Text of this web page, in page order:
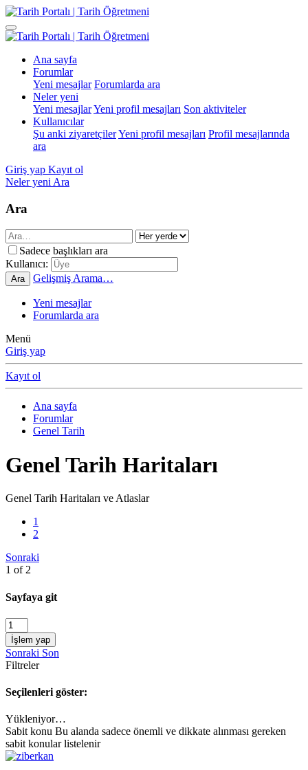
Ana sayfa
Forumlar
Yeni mesajlar Forumlarda ara
Neler yeni
Yeni mesajlarYeni profil mesajları Son aktiviteler
Kullanıcılar
Şu anki ziyaretçilerYeni profil mesajları Profil mesajlarında
ara
Giriş yap Kayıt ol
Neler yeni Ara
Ara
Sadece başlıkları ara
Kullanıcı:
Ara Gelişmiş Arama…
Yeni mesajlar
Forumlarda ara
Menü
Giriş yap
Kayıt ol
Ana sayfa
Forumlar
Genel Tarih
Genel Tarih Haritaları
Genel Tarih Haritaları ve Atlaslar
1
2
Sonraki
1 of 2
Sayfaya git
İşlem yap
Sonraki Son
Filtreler
Seçilenleri göster:
Yükleniyor…
Sabit konu Bu alanda sadece önemli ve dikkate alınması gereken
sabit konular listelenir